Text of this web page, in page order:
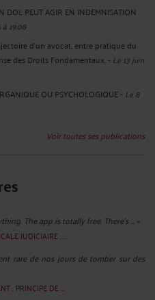
DOL PEUT AGIR EN INDEMNISATION
19:08
d’un avocat, entre pratique du
des Droits Fondamentaux.- Le 13 juin
OU PSYCHOLOGIQUE- Le 8
Voir toutes ses publications
The app is totally free. There’s ... »
JUDICIAIRE : ...
rare de nos jours de tomber sur des
: PRINCIPE DE ...